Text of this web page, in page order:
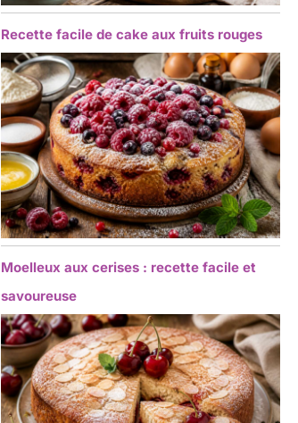
Recette facile de cake aux fruits rouges
Moelleux aux cerises : recette facile et
savoureuse